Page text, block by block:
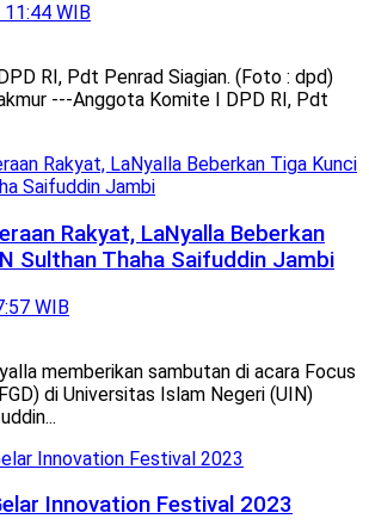
WIB
RI, Pdt Penrad Siagian. (Foto : dpd)
---Anggota Komite I DPD RI, Pdt
Rakyat, LaNyalla Beberkan
Sulthan Thaha Saifuddin Jambi
WIB
memberikan sambutan di acara Focus
di Universitas Islam Negeri (UIN)
Innovation Festival 2023